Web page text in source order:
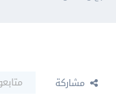
مشاركة